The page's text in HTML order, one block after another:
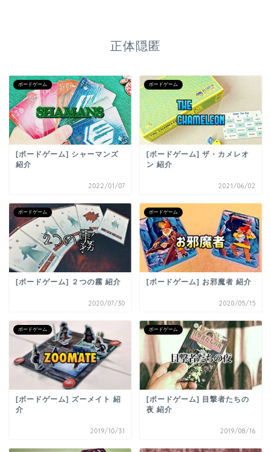
正体隠匿
ボードゲーム
[ボードゲーム] シャーマンズ
紹介
2022/01/07
ボードゲーム
[ボードゲーム] ザ・カメレオ
ン 紹介
2021/06/02
ボードゲーム
[ボードゲーム] ２つの霧 紹介
2020/07/30
ボードゲーム
[ボードゲーム] お邪魔者 紹介
2020/05/15
ボードゲーム
[ボードゲーム] ズーメイト 紹
介
2019/10/31
ボードゲーム
[ボードゲーム] 目撃者たちの
夜 紹介
2019/08/16